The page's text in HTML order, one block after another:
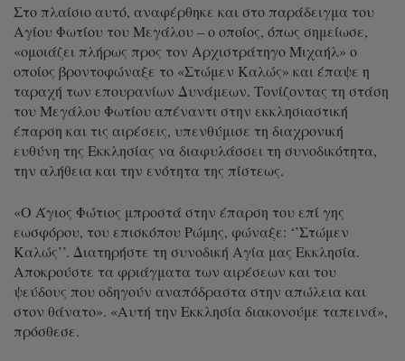
Στο πλαίσιο αυτό, αναφέρθηκε και στο παράδειγμα του
Αγίου Φωτίου του Μεγάλου – ο οποίος, όπως σημείωσε,
«ομοιάζει πλήρως προς τον Αρχιστράτηγο Μιχαήλ» ο
οποίος βροντοφώναξε το «Στώμεν Καλώς» και έπαψε η
ταραχή των επουρανίων Δυνάμεων. Τονίζοντας τη στάση
του Μεγάλου Φωτίου απέναντι στην εκκλησιαστική
έπαρση και τις αιρέσεις, υπενθύμισε τη διαχρονική
ευθύνη της Εκκλησίας να διαφυλάσσει τη συνοδικότητα,
την αλήθεια και την ενότητα της πίστεως.
«Ο Άγιος Φώτιος μπροστά στην έπαρση του επί γης
εωσφόρου, του επισκόπου Ρώμης, φώναξε: ‘’Στώμεν
Καλώς’’. Διατηρήστε τη συνοδική Αγία μας Εκκλησία.
Αποκρούστε τα φριάγματα των αιρέσεων και του
ψεύδους που οδηγούν αναπόδραστα στην απώλεια και
στον θάνατο». «Αυτή την Εκκλησία διακονούμε ταπεινά»,
πρόσθεσε.